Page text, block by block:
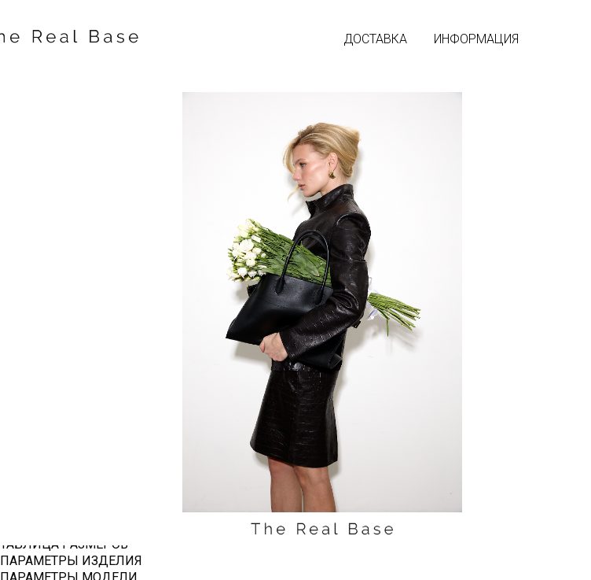
ДОСТАВКА ИНФОРМАЦИЯ
Укороченный трикотажный кардиган
Кардиган выполнен из мягкого и приятного на ощупь материала,из вискозного
трикотажа который обеспечивает комфорт в течение всего дня. Объемный крой
придает модели легкость и воздушность, а акцент на талии подчеркивает фигуру,
ТАБЛИЦА РАЗМЕРОВ
ПАРАМЕТРЫ ИЗДЕЛИЯ